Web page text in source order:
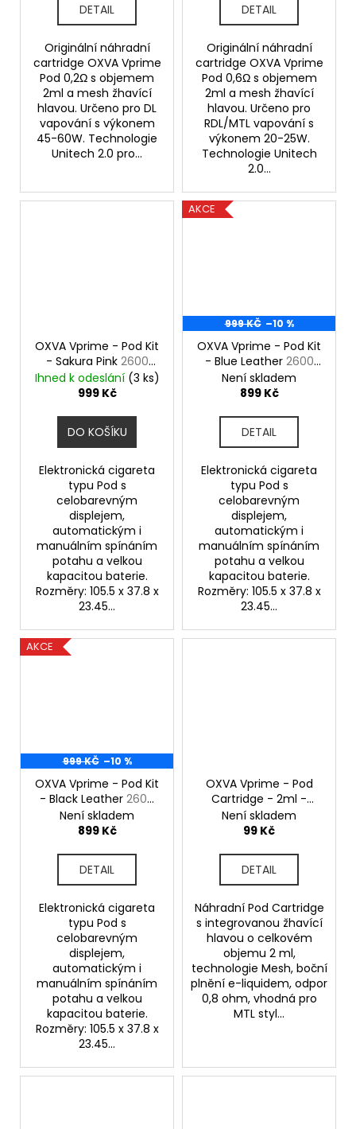
DETAIL
Originální náhradní
cartridge OXVA Vprime
Pod 0,2Ω s objemem
2ml a mesh žhavící
hlavou. Určeno pro DL
vapování s výkonem
45-60W. Technologie
Unitech 2.0 pro...
DETAIL
Originální náhradní
cartridge OXVA Vprime
Pod 0,6Ω s objemem
2ml a mesh žhavící
hlavou. Určeno pro
RDL/MTL vapování s
výkonem 20-25W.
Technologie Unitech
2.0...
OXVA Vprime - Pod Kit
- Sakura Pink 2600
mAh
Ihned k odeslání (3 ks)
999 Kč
DO KOŠÍKU
Elektronická cigareta
typu Pod s
celobarevným
displejem,
automatickým i
manuálním spínáním
potahu a velkou
kapacitou baterie.
Rozměry: 105.5 x 37.8 x
23.45...
AKCE
999 KČ –10 %
OXVA Vprime - Pod Kit
- Blue Leather 2600
mAh
Není skladem
899 Kč
DETAIL
Elektronická cigareta
typu Pod s
celobarevným
displejem,
automatickým i
manuálním spínáním
potahu a velkou
kapacitou baterie.
Rozměry: 105.5 x 37.8 x
23.45...
AKCE
999 KČ –10 %
OXVA Vprime - Pod Kit
- Black Leather 2600
mAh
Není skladem
899 Kč
DETAIL
Elektronická cigareta
typu Pod s
celobarevným
displejem,
automatickým i
manuálním spínáním
potahu a velkou
kapacitou baterie.
Rozměry: 105.5 x 37.8 x
23.45...
OXVA Vprime - Pod
Cartridge - 2ml -
0,8ohm
Není skladem
99 Kč
DETAIL
Náhradní Pod Cartridge
s integrovanou žhavící
hlavou o celkovém
objemu 2 ml,
technologie Mesh, boční
plnění e-liquidem, odpor
0,8 ohm, vhodná pro
MTL styl...